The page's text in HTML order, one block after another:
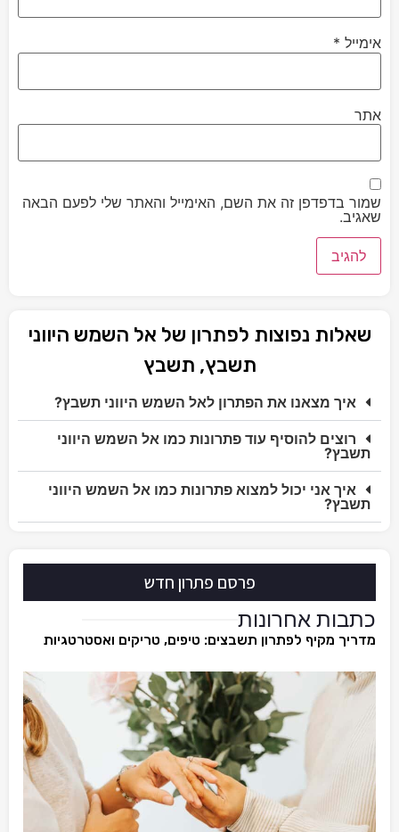
אימייל *
אתר
שמור בדפדפן זה את השם, האימייל והאתר שלי לפעם הבאה
שאגיב.
שאלות נפוצות לפתרון של אל השמש היווני
תשבץ, תשבץ
איך מצאנו את הפתרון לאל השמש היווני תשבץ?
רוצים להוסיף עוד פתרונות כמו אל השמש היווני
תשבץ?
איך אני יכול למצוא פתרונות כמו אל השמש היווני
תשבץ?
פרסם פתרון חדש
כתבות אחרונות
מדריך מקיף לפתרון תשבצים: טיפים, טריקים ואסטרטגיות